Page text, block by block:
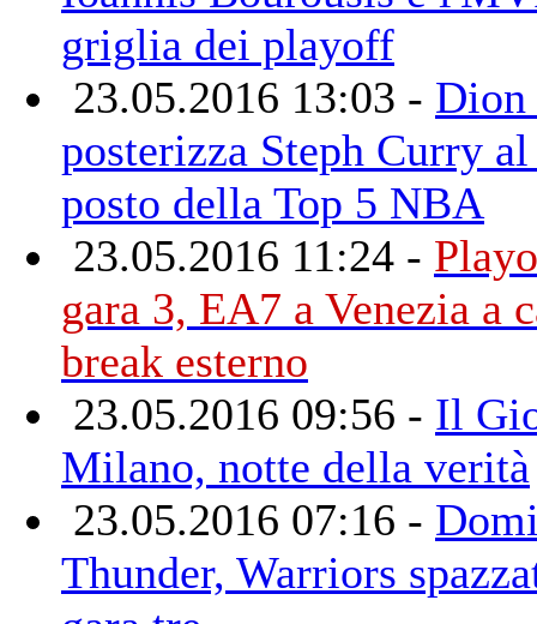
griglia dei playoff
23.05.2016 13:03 - Dion
posterizza Steph Curry
posto della Top 5 NBA
23.05.2016 11:24 -
gara 3, EA7 a Venezia a
break esterno
23.05.2016 09:56 - Il
Milano, notte della verità
23.05.2016 07:16 -
Thunder, Warriors